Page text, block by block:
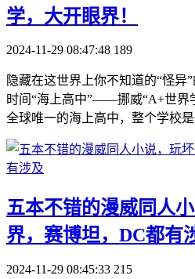
学，大开眼界！
2024-11-29 08:47:48 189
隐藏在这世界上你不知道的“怪异
时间“海上高中”——挪威“A+世界
全球唯一的海上高中，整个学校
五本不错的漫威同人
界，赛博坦，DC都有
2024-11-29 08:45:33 215